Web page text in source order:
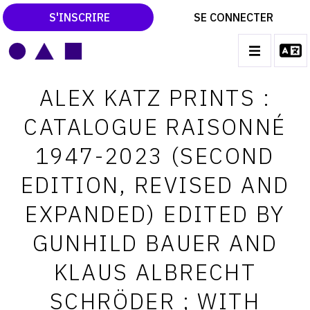
S'INSCRIRE SE CONNECTER
navigation
CATALOGUES RAISONNÉS
LES EXPOSITIONS
LES VERNISSAGES
ARCHIVES DES EXPOSITIONS
ACTUALITÉS DU MONDE DE L'ART
LIBRAIRIE : LIVRES & CATALOGUES
LEXIQUE ARTISTIQUE
ALEX KATZ PRINTS :
CATALOGUE RAISONNÉ
1947-2023 (SECOND
EDITION, REVISED AND
EXPANDED) EDITED BY
GUNHILD BAUER AND
KLAUS ALBRECHT
SCHRÖDER ; WITH